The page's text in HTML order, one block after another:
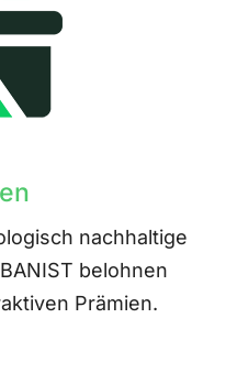
nachhaltige
belohnen
Prämien.